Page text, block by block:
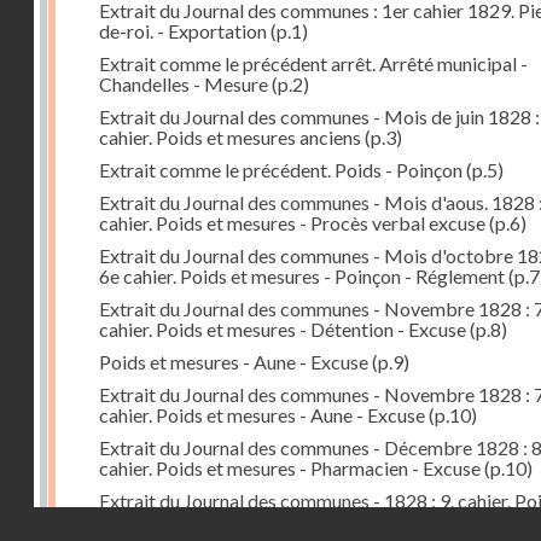
Extrait du Journal des communes : 1er cahier 1829.
de-roi. - Exportation(p.1)
Extrait comme le précédent arrêt. Arrêté municipal -
Chandelles - Mesure(p.2)
Extrait du Journal des communes - Mois de juin 1828
cahier. Poids et mesures anciens (p.3)
Extrait comme le précédent. Poids - Poinçon(p.5)
Extrait du Journal des communes - Mois d'aous. 1828
cahier. Poids et mesures - Procès verbal excuse(p.6)
Extrait du Journal des communes - Mois d'octobre
6e cahier. Poids et mesures - Poinçon - Réglement
Extrait du Journal des communes - Novembre 1828 :
cahier. Poids et mesures - Détention - Excuse(p.8)
Poids et mesures - Aune - Excuse(p.9)
Extrait du Journal des communes - Novembre 1828 :
cahier. Poids et mesures - Aune - Excuse(p.10)
Extrait du Journal des communes - Décembre 1828 :
cahier. Poids et mesures - Pharmacien - Excuse(p.10)
Extrait du Journal des communes - 1828 : 9. cahier.